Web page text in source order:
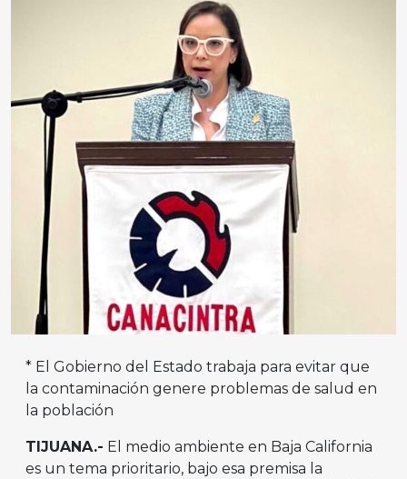
* El Gobierno del Estado trabaja para evitar que
la contaminación genere problemas de salud en
la población
TIJUANA.- El medio ambiente en Baja California
es un tema prioritario, bajo esa premisa la